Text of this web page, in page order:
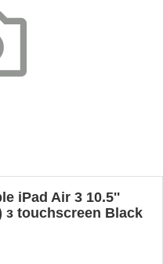
iPad Air 3 10.5''
з touchscreen Black